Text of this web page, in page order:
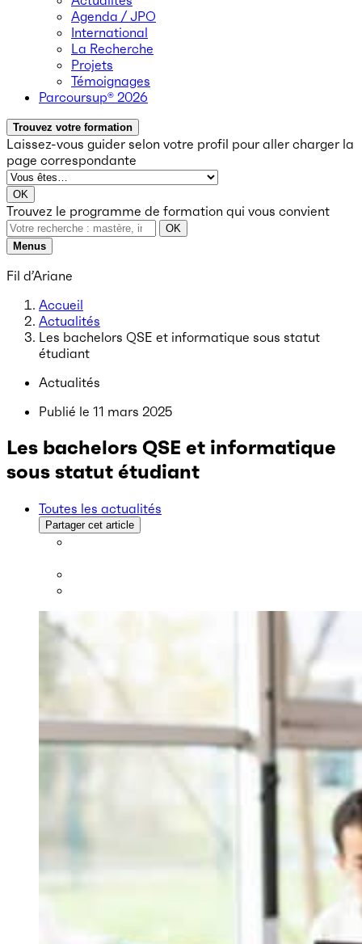
Agenda / JPO
International
La Recherche
Projets
Témoignages
Parcoursup® 2026
Trouvez votre formation
Laissez-vous guider selon votre profil pour aller charger la
page correspondante
OK
Trouvez le programme de formation qui vous convient
OK
Menus
Fil d’Ariane
Accueil
Actualités
Les bachelors QSE et informatique sous statut
étudiant
Actualités
Publié le 11 mars 2025
Les bachelors QSE et informatique
sous statut étudiant
Toutes les actualités
Partager cet article